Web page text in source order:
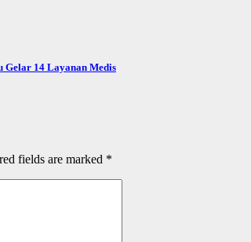
Gelar 14 Layanan Medis
fields are marked *